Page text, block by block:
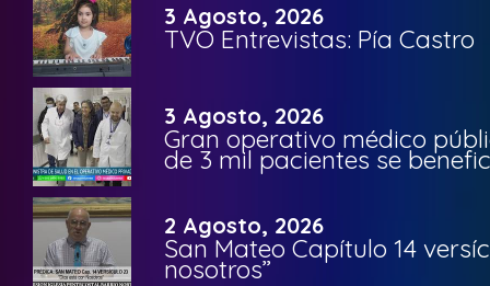
3 Agosto, 2026
TVO Entrevistas: Pía Castro
3 Agosto, 2026
Gran operativo médico
de 3 mil pacientes se
2 Agosto, 2026
San Mateo Capítulo 14
nosotros”